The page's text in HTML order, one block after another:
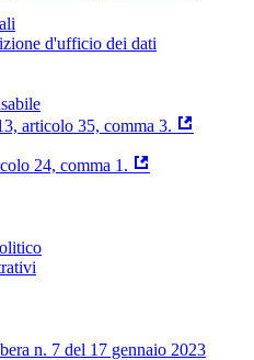
d'ufficio dei dati
articolo 35, comma 3.
24, comma 1.
n. 7 del 17 gennaio 2023